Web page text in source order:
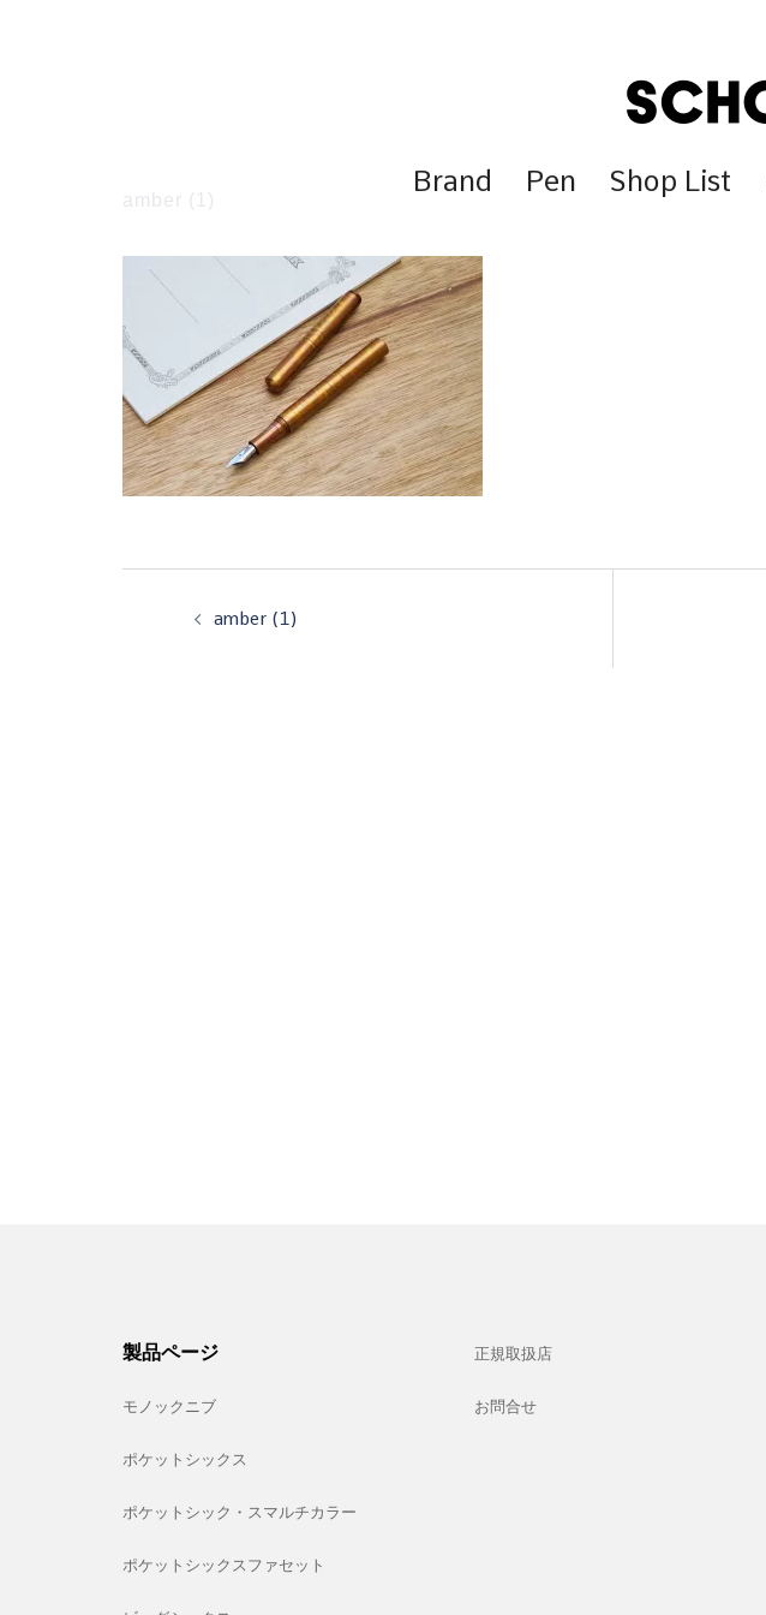
Brand Pen Shop List
amber (1)
投
amber (1)
製品ページ
モノックニブ
ポケットシックス
ポケットシック・スマルチカラー
ポケットシックスファセット
正規取扱店
お問合せ